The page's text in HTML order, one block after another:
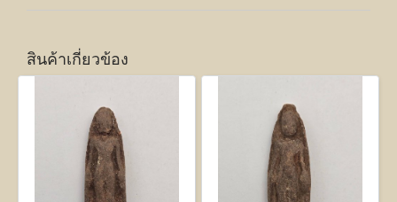
สินค้าเกี่ยวข้อง